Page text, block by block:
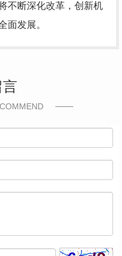
不断深化改革，创新机
面发展。